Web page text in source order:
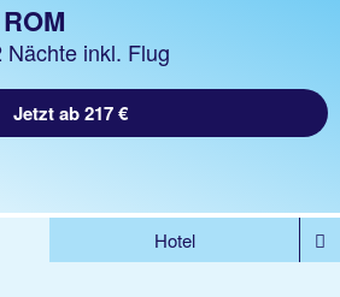
inkl. Flug
Jetzt ab 217 €
Hotel